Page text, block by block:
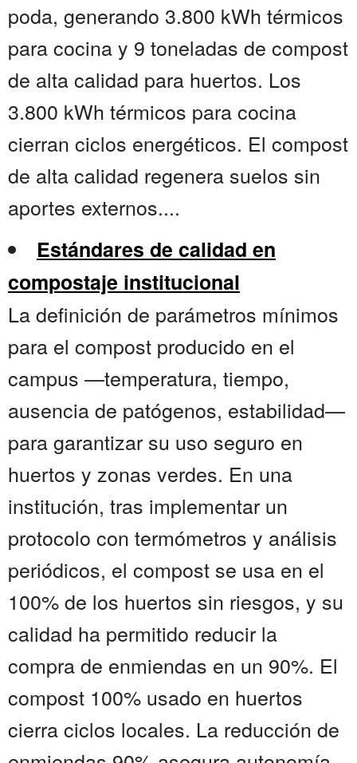
poda, generando 3.800 kWh térmicos
para cocina y 9 toneladas de compost
de alta calidad para huertos. Los
3.800 kWh térmicos para cocina
cierran ciclos energéticos. El compost
de alta calidad regenera suelos sin
aportes externos....
Estándares de calidad en
compostaje institucional
La definición de parámetros mínimos
para el compost producido en el
campus —temperatura, tiempo,
ausencia de patógenos, estabilidad—
para garantizar su uso seguro en
huertos y zonas verdes. En una
institución, tras implementar un
protocolo con termómetros y análisis
periódicos, el compost se usa en el
100% de los huertos sin riesgos, y su
calidad ha permitido reducir la
compra de enmiendas en un 90%. El
compost 100% usado en huertos
cierra ciclos locales. La reducción de